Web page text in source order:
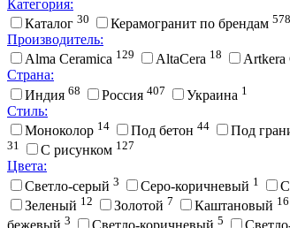
Категория:
Каталог 30 Керамогранит по брендам 578
Производитель:
Alma Ceramica 129 AltaCera 18 Artkera
Страна:
Индия 68 Россия 407 Украина 1
Стиль:
Моноколор 14 Под бетон 44 Под
31 С рисунком 127
Цвета:
Cветло-серый 3 Cеро-коричневый 1
Зеленый 12 Золотой 7 Каштановый 16
3 5